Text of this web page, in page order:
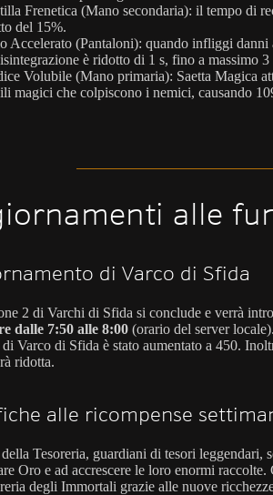
Frenetica (Mano secondaria): il tempo di
del 15%.
Accelerato (Pantaloni): quando infliggi
è ridotto di 1 s, fino a massimo 3
Volubile (Mano primaria): Saetta Magica
magici che colpiscono i nemici, causando
alle
di Varco di Sfida
2 di Varchi di Sfida si conclude e verrà
dalle 7:50 alle 8:00 (orario del server
di Varco di Sfida è stato aumentato a 450.
ridotta.
alle ricompense
Tesoreria, guardiani di tesori leggendari,
Oro e ad accrescere le loro enormi
degli Immortali grazie alle nuove